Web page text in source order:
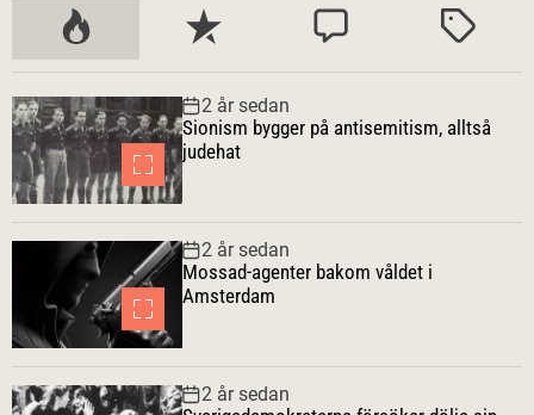
P
u
l
ä
r
a
S
e
a
s
e
a
r
M
t
2 år sedan
Sionism bygger på antisemitism, alltså
judehat
2 år sedan
Mossad-agenter bakom våldet i
Amsterdam
2 år sedan